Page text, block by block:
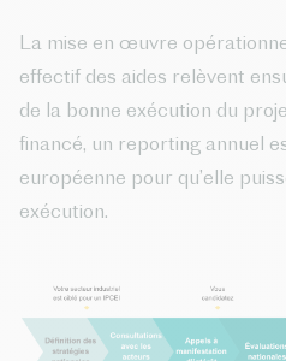
La mise en œuvre
effectif des aides relèvent
de la bonne exécution du
financé, un reporting annuel
européenne pour qu’elle
exécution.